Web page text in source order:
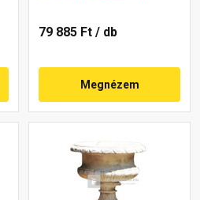
79 885 Ft / db
Megnézem